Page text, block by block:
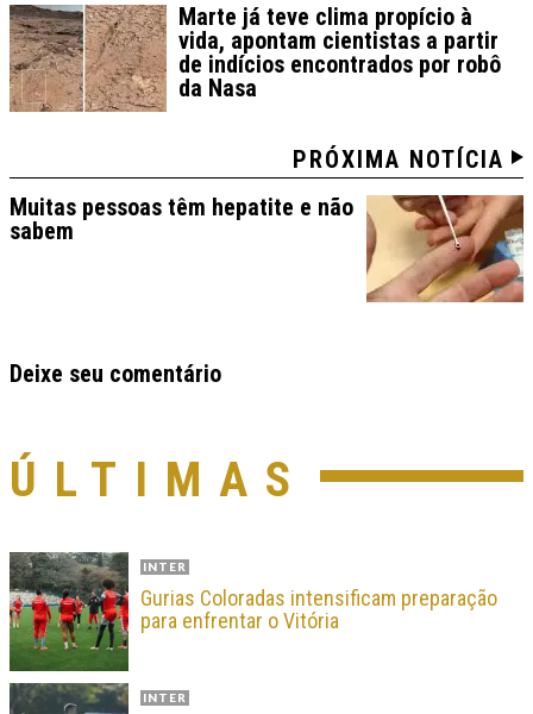
Marte já teve clima propício à
vida, apontam cientistas a partir
de indícios encontrados por robô
da Nasa
PRÓXIMA NOTÍCIA
Muitas pessoas têm hepatite e não
sabem
Deixe seu comentário
ÚLTIMAS
INTER
Gurias Coloradas intensificam preparação
para enfrentar o Vitória
INTER